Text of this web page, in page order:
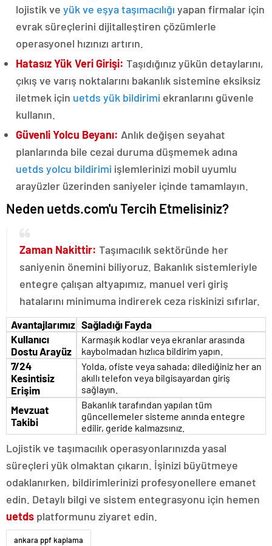
lojistik ve yük ve eşya taşımacılığı yapan firmalar için
evrak süreçlerini dijitalleştiren çözümlerle
operasyonel hızınızı artırın.
Hatasız Yük Veri Girişi: Taşıdığınız yükün detaylarını,
çıkış ve varış noktalarını bakanlık sistemine eksiksiz
iletmek için uetds yük bildirimi ekranlarını güvenle
kullanın.
Güvenli Yolcu Beyanı: Anlık değişen seyahat
planlarında bile cezai duruma düşmemek adına
uetds yolcu bildirimi işlemlerinizi mobil uyumlu
arayüzler üzerinden saniyeler içinde tamamlayın.
Neden uetds.com'u Tercih Etmelisiniz?
Zaman Nakittir: Taşımacılık sektöründe her
saniyenin önemini biliyoruz. Bakanlık sistemleriyle
entegre çalışan altyapımız, manuel veri giriş
hatalarını minimuma indirerek ceza riskinizi sıfırlar.
Avantajlarımız Sağladığı Fayda
Kullanıcı
Dostu Arayüz
Karmaşık kodlar veya ekranlar arasında
kaybolmadan hızlıca bildirim yapın.
7/24
Kesintisiz
Erişim
Yolda, ofiste veya sahada; dilediğiniz her an
akıllı telefon veya bilgisayardan giriş
sağlayın.
Mevzuat
Takibi
Bakanlık tarafından yapılan tüm
güncellemeler sisteme anında entegre
edilir, geride kalmazsınız.
Lojistik ve taşımacılık operasyonlarınızda yasal
süreçleri yük olmaktan çıkarın. İşinizi büyütmeye
odaklanırken, bildirimlerinizi profesyonellere emanet
edin. Detaylı bilgi ve sistem entegrasyonu için hemen
uetds platformunu ziyaret edin.
ankara ppf kaplama